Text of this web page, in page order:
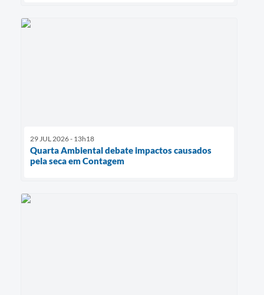
29 JUL 2026 - 13h18
Quarta Ambiental debate impactos causados
pela seca em Contagem